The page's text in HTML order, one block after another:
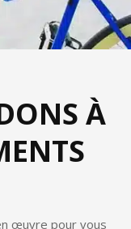
À
œuvre pour vous